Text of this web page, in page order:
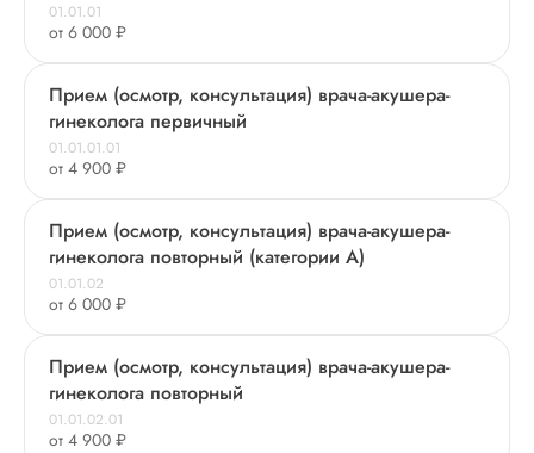
01.01.01
от 6 000 ₽
Прием (осмотр, консультация) врача-акушера-
гинеколога первичный
01.01.01.01
от 4 900 ₽
Прием (осмотр, консультация) врача-акушера-
гинеколога повторный (категории А)
01.01.02
от 6 000 ₽
Прием (осмотр, консультация) врача-акушера-
гинеколога повторный
01.01.02.01
от 4 900 ₽